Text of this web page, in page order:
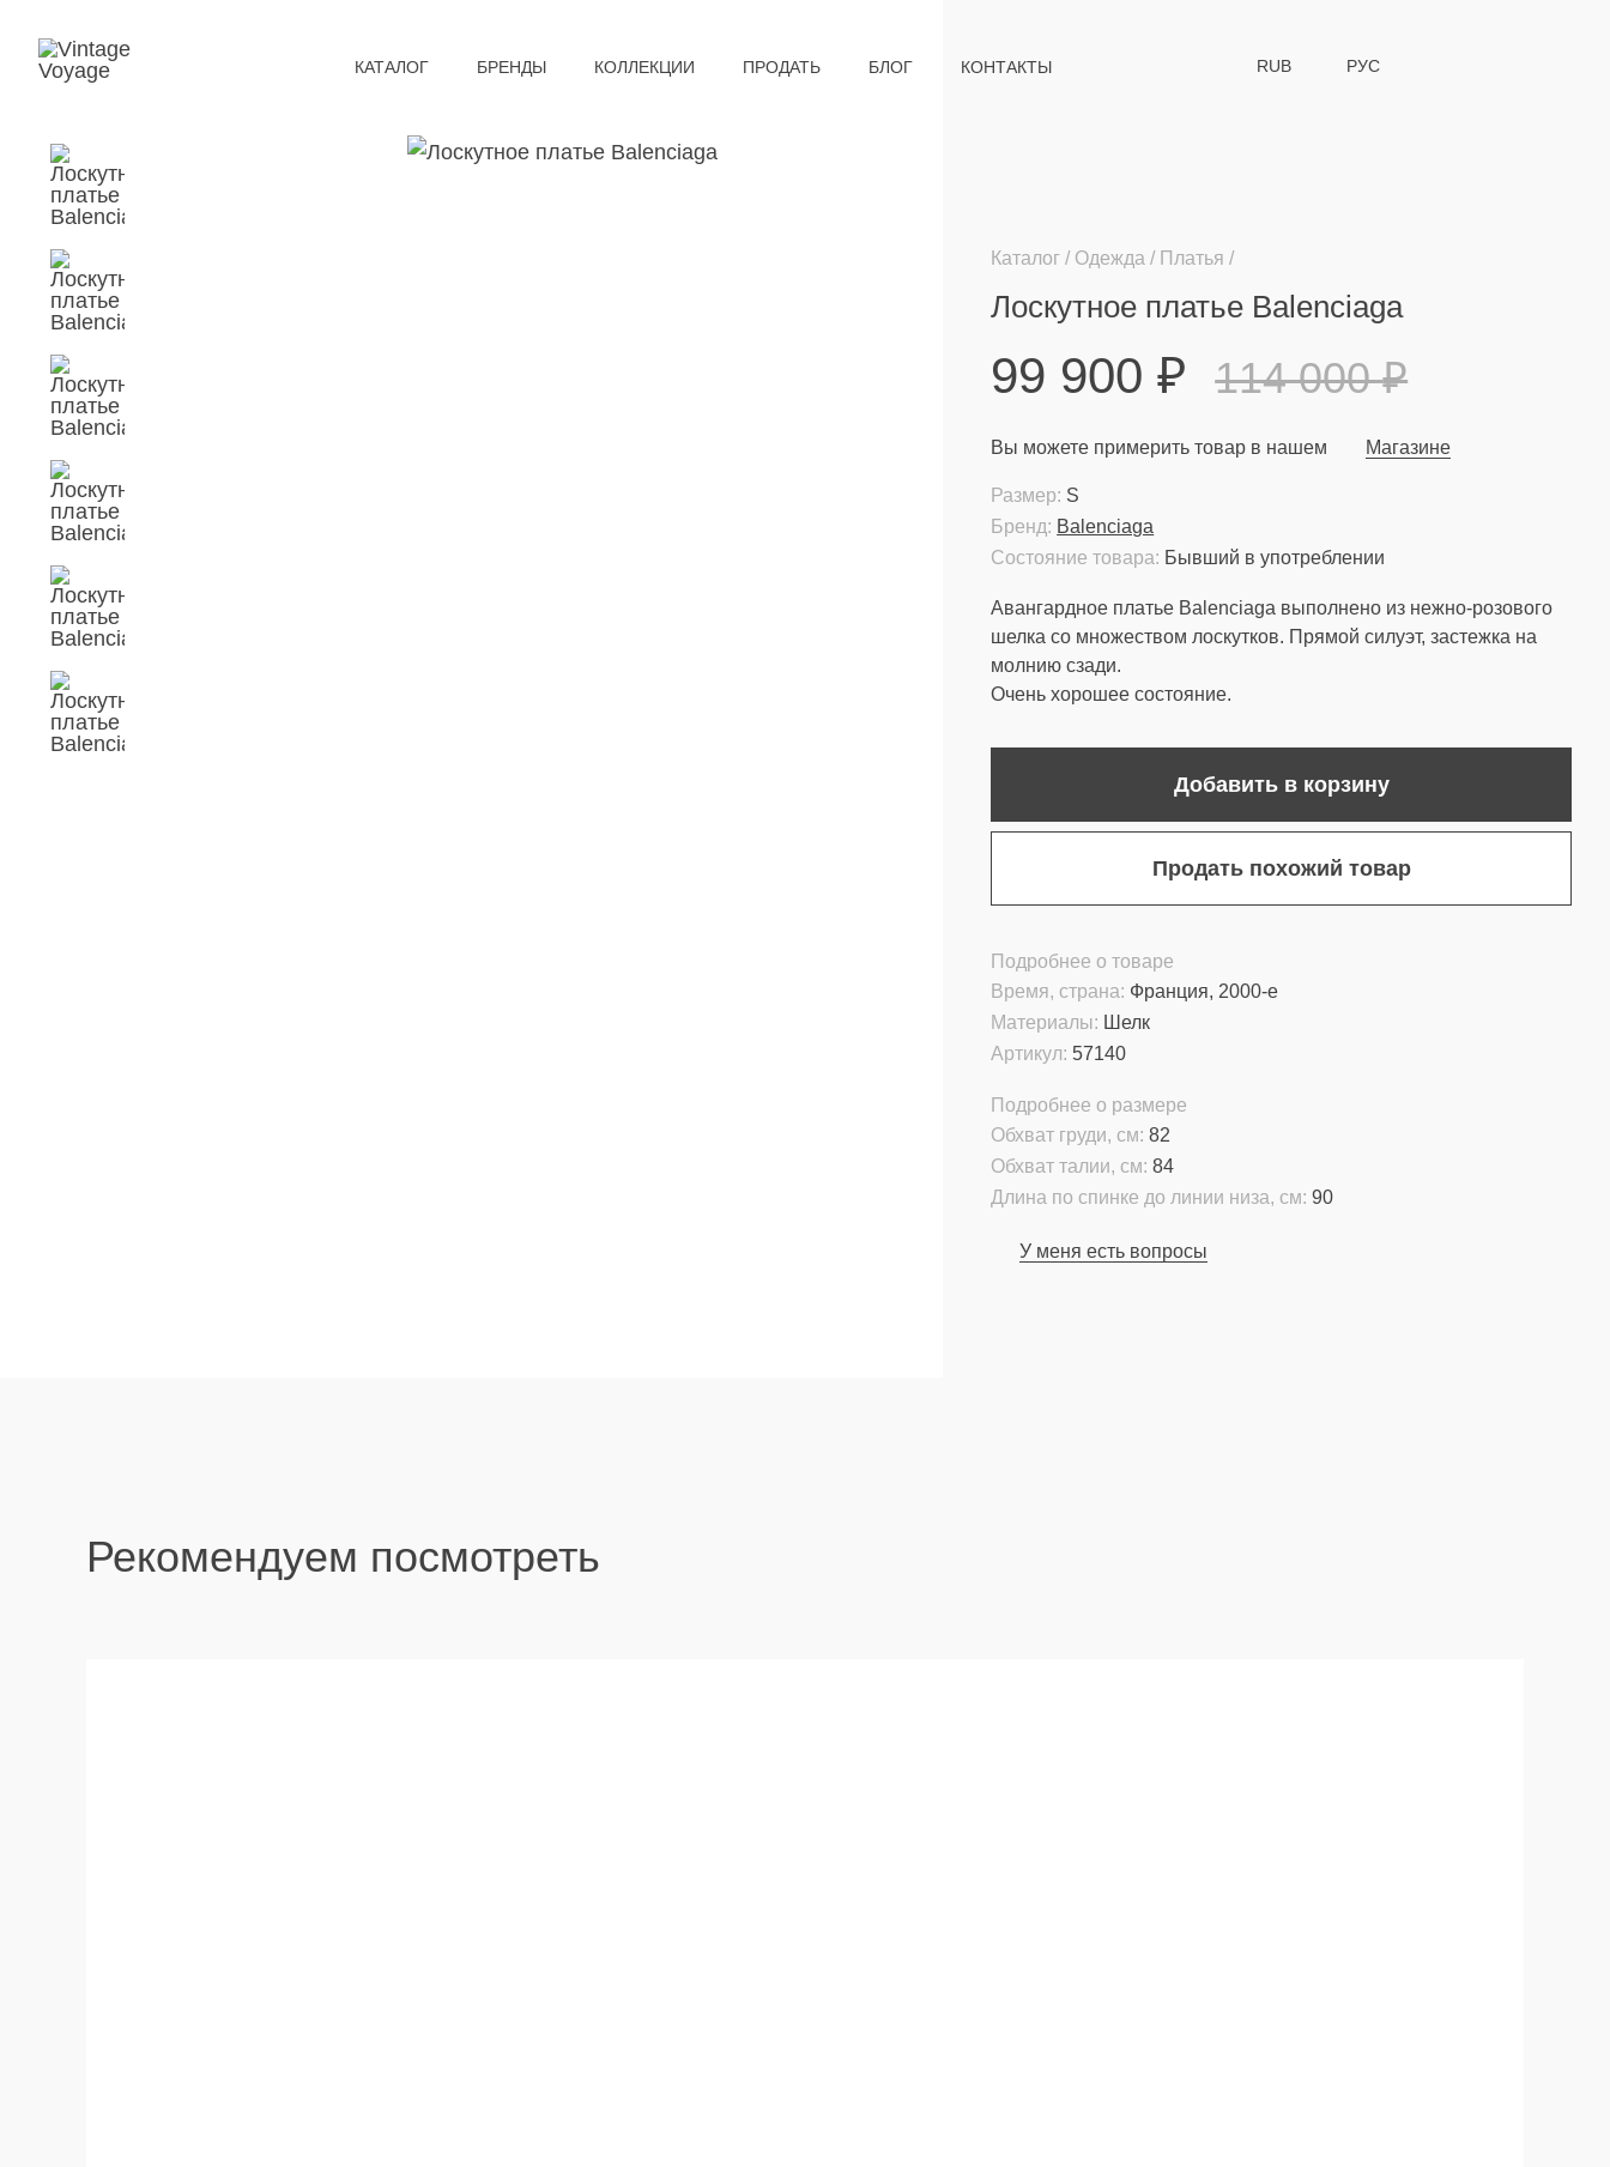
КАТАЛОГ БРЕНДЫ КОЛЛЕКЦИИ ПРОДАТЬ БЛОГ КОНТАКТЫ RUB РУС
Каталог Одежда Платья
Лоскутное платье Balenciaga
99 900₽ 114 000₽
Вы можете примерить товар в нашем Магазине
Состояние товара: Бывший в употреблении
Бренд: Balenciaga
Размер: S
Авангардное платье Balenciaga выполнено из нежно-розового
шелка со множеством лоскутков. Прямой силуэт, застежка на
молнию сзади.
Очень хорошее состояние.
Добавить в корзину
Продать похожий товар
Подробнее о товаре
Материалы: Шелк
Время, страна: Франция, 2000-е
Артикул: 57140
Подробнее о размере
Длина по спинке до линии низа, см: 90
Обхват талии, см: 84
Обхват груди, см: 82
У меня есть вопросы
Рекомендуем посмотреть